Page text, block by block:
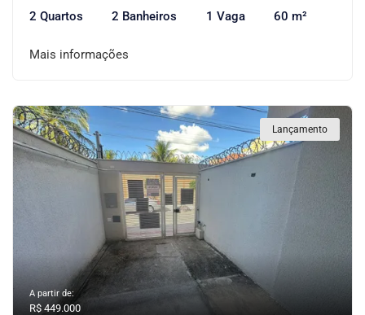
2 Quartos 2 Banheiros 1 Vaga 60 m²
Mais informações
Lançamento
A partir de:
R$ 449.000